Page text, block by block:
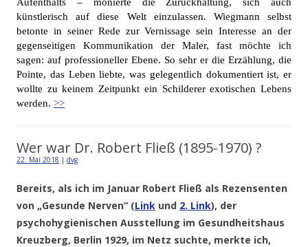
künstlerisch auf diese Welt einzulassen. Wiegmann selbst
betonte in seiner Rede zur Vernissage sein Interesse an der
gegenseitigen Kommunikation der Maler, fast möchte ich
sagen: auf professioneller Ebene. So sehr er die Erzählung, die
Pointe, das Leben liebte, was gelegentlich dokumentiert ist, er
wollte zu keinem Zeitpunkt ein Schilderer exotischen Lebens
werden. >>
Wer war Dr. Robert Fließ (1895-1970) ?
22. Mai 2018 | dvg
Bereits, als ich im Januar Robert Fließ als Rezensenten
von „Gesunde Nerven“ (Link und 2. Link), der
psychohygienischen Ausstellung im Gesundheitshaus
Kreuzberg, Berlin 1929, im Netz suchte, merkte ich,